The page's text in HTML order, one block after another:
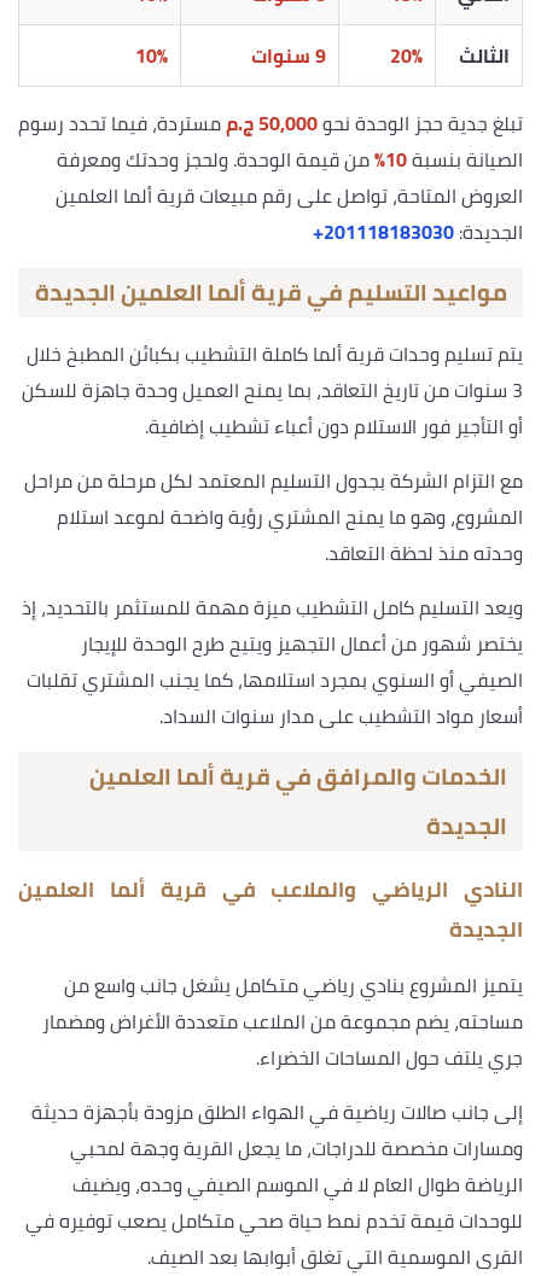
الثالث
20% 9 سنوات
10%
تبلغ جدية حجز الوحدة نحو50,000 ج.م
مستردة، فيما تحدد رسوم
الصيانة بنسبة10% من قيمة الوحدة. ولحجز وحدتك ومعرفة
العروض المتاحة، تواصل على رقم مبيعات قرية ألما العلمين
الجديدة:‎+201118183030
مواعيد التسليم في قرية ألما العلمين الجديدة
يتم تسليم وحدات قرية ألما كاملة التشطيب بكبائن المطبخ خلال
3 سنوات من تاريخ التعاقد، بما يمنح العميل وحدة جاهزة للسكن
أو التأجير فور الاستلام دون أعباء تشطيب إضافية.
مع التزام الشركة بجدول التسليم المعتمد لكل مرحلة من مراحل
المشروع، وهو ما يمنح المشتري رؤية واضحة لموعد استلام
وحدته منذ لحظة التعاقد.
ويعد التسليم كامل التشطيب ميزة مهمة للمستثمر بالتحديد، إذ
يختصر شهور من أعمال التجهيز ويتيح طرح الوحدة للإيجار
الصيفي أو السنوي بمجرد استلامها، كما يجنب المشتري تقلبات
أسعار مواد التشطيب على مدار سنوات السداد.
الخدمات والمرافق في قرية ألما العلمين
الجديدة
النادي الرياضي والملاعب في قرية ألما العلمين
الجديدة
يتميز المشروع بنادي رياضي متكامل يشغل جانب واسع من
مساحته، يضم مجموعة من الملاعب متعددة الأغراض ومضمار
جري يلتف حول المساحات الخضراء.
إلى جانب صالات رياضية في الهواء الطلق مزودة بأجهزة حديثة
ومسارات مخصصة للدراجات، ما يجعل القرية وجهة لمحبي
الرياضة طوال العام لا في الموسم الصيفي وحده، ويضيف
للوحدات قيمة تخدم نمط حياة صحي متكامل يصعب توفيره في
القرى الموسمية التي تغلق أبوابها بعد الصيف.